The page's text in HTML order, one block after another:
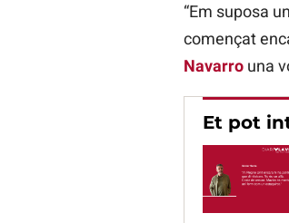
“Em suposa
començat
Navarrouna
Et pot